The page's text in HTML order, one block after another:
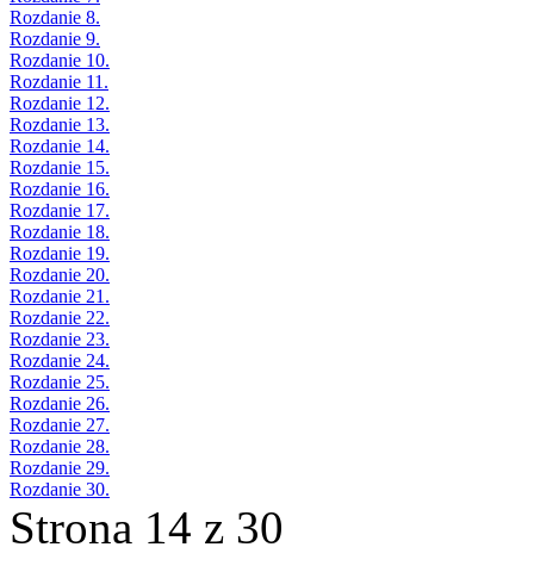
Rozdanie 8.
Rozdanie 9.
Rozdanie 10.
Rozdanie 11.
Rozdanie 12.
Rozdanie 13.
Rozdanie 14.
Rozdanie 15.
Rozdanie 16.
Rozdanie 17.
Rozdanie 18.
Rozdanie 19.
Rozdanie 20.
Rozdanie 21.
Rozdanie 22.
Rozdanie 23.
Rozdanie 24.
Rozdanie 25.
Rozdanie 26.
Rozdanie 27.
Rozdanie 28.
Rozdanie 29.
Rozdanie 30.
Strona 14 z 30